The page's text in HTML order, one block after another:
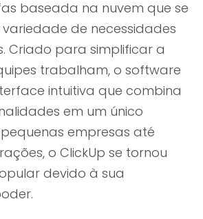
baseada na nuvem que se
de necessidades
Criado para simplificar a
trabalham, o software
intuitiva que combina
em um único
empresas até
o ClickUp se tornou
devido à sua